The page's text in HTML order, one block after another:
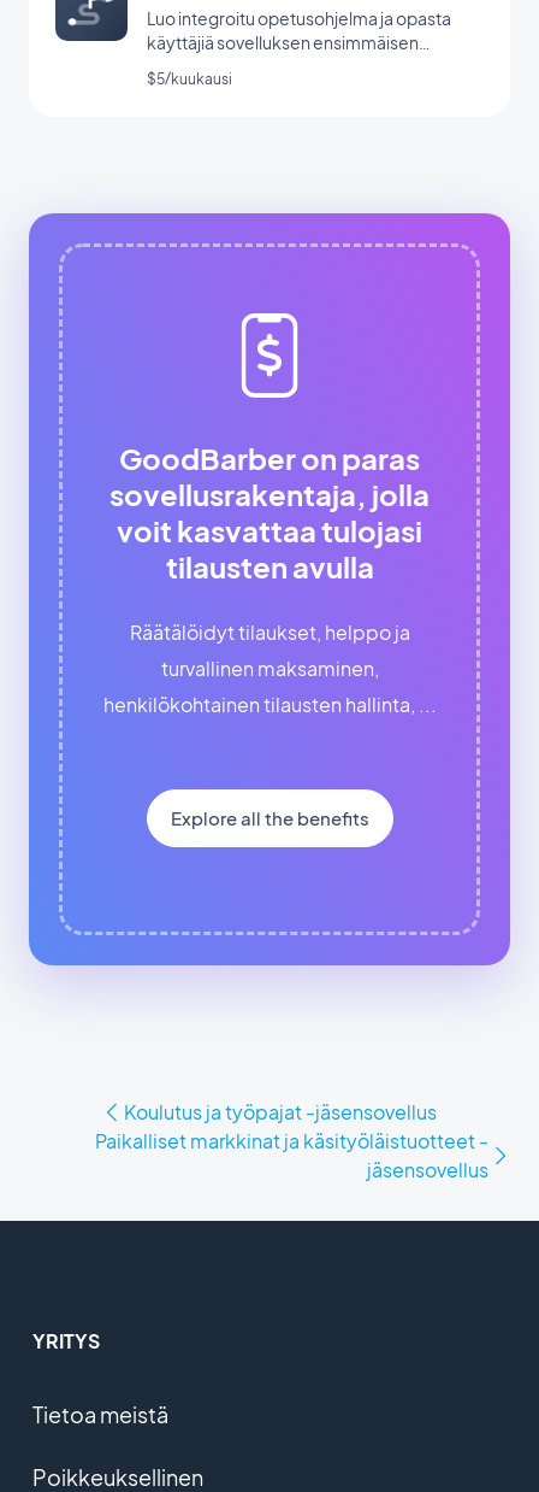
Luo integroitu opetusohjelma ja opasta
käyttäjiä sovelluksen ensimmäisen
käynnistyksen aikana.
$5/kuukausi
GoodBarber on paras
sovellusrakentaja, jolla
voit kasvattaa tulojasi
tilausten avulla
Räätälöidyt tilaukset, helppo ja
turvallinen maksaminen,
henkilökohtainen tilausten hallinta, ...
Explore all the benefits
Koulutus ja työpajat -jäsensovellus
Paikalliset markkinat ja käsityöläistuotteet -
jäsensovellus
YRITYS
Tietoa meistä
Poikkeuksellinen